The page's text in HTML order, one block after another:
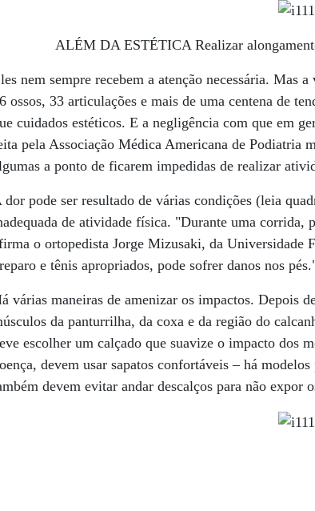
ALÉM DA ESTÉTICA Realizar
nem sempre recebem a atenção necessária. Mas
ossos, 33 articulações e mais de uma centena de
cuidados estéticos. E a negligência com que em
pela Associação Médica Americana de Podiatria
a ponto de ficarem impedidas de realizar
dor pode ser resultado de várias condições (leia
de atividade física. "Durante uma
o ortopedista Jorge Mizusaki, da Universidade
e tênis apropriados, pode sofrer danos nos
várias maneiras de amenizar os impactos. Depois
da panturrilha, da coxa e da região do
escolher um calçado que suavize o impacto dos
devem usar sapatos confortáveis – há
devem evitar andar descalços para não expor